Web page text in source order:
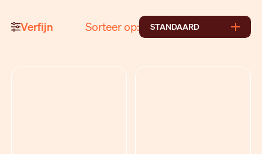
Verfijn Sorteer op: STANDAARD